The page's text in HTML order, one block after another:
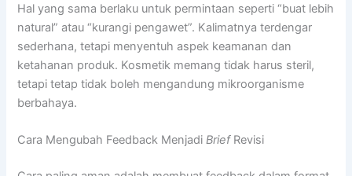
Hal yang sama berlaku untuk permintaan seperti “buat lebih
natural” atau “kurangi pengawet”. Kalimatnya terdengar
sederhana, tetapi menyentuh aspek keamanan dan
ketahanan produk. Kosmetik memang tidak harus steril,
tetapi tetap tidak boleh mengandung mikroorganisme
berbahaya.
Cara Mengubah Feedback MenjadiBriefRevisi